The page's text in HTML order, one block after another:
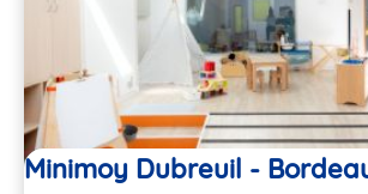
Minimoy Dubreuil -